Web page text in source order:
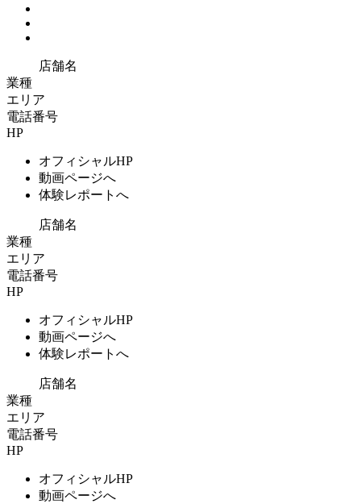
店舗名
業種
エリア
電話番号
HP
オフィシャルHP
動画ページへ
体験レポートへ
店舗名
業種
エリア
電話番号
HP
オフィシャルHP
動画ページへ
体験レポートへ
店舗名
業種
エリア
電話番号
HP
オフィシャルHP
動画ページへ